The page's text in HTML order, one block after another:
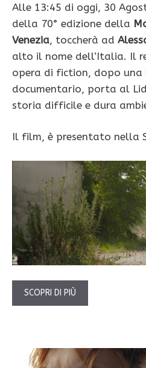
Alle 13:45 di oggi, 30
della 70° edizione della
Venezia, toccherà ad
alto il nome dell’Italia. Il
opera di fiction, dopo una
documentario, porta al
storia difficile e dura
Il film, è presentato nella
SCOPRI DI PIÙ